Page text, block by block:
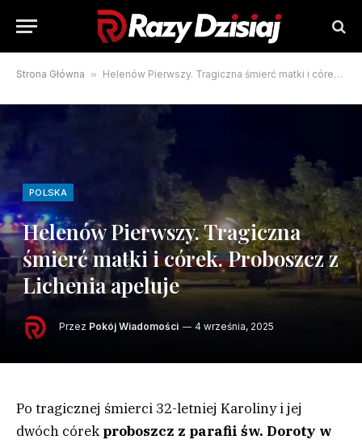
Strona Główna » Helenów Pierwszy. Tragiczna śmierć matki i córek. Proboszcz z Lichenia apeluje
POLSKA
Helenów Pierwszy. Tragiczna
śmierć matki i córek. Proboszcz z
Lichenia apeluje
Przez Pokój Wiadomości 4 września, 2025
Po tragicznej śmierci 32-letniej Karoliny i jej
dwóch córek proboszcz z parafii św. Doroty w